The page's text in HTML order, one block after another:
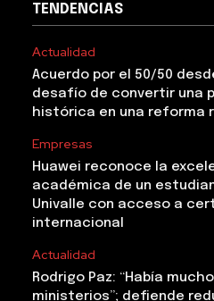
TENDENCIAS
Actualidad
Acuerdo por el 50/50
desafío de convertir una
histórica en una reforma
Empresas
Huawei reconoce la
académica de un
Univalle con acceso a
internacional
Actualidad
Rodrigo Paz: “Había
ministerios”; defiende